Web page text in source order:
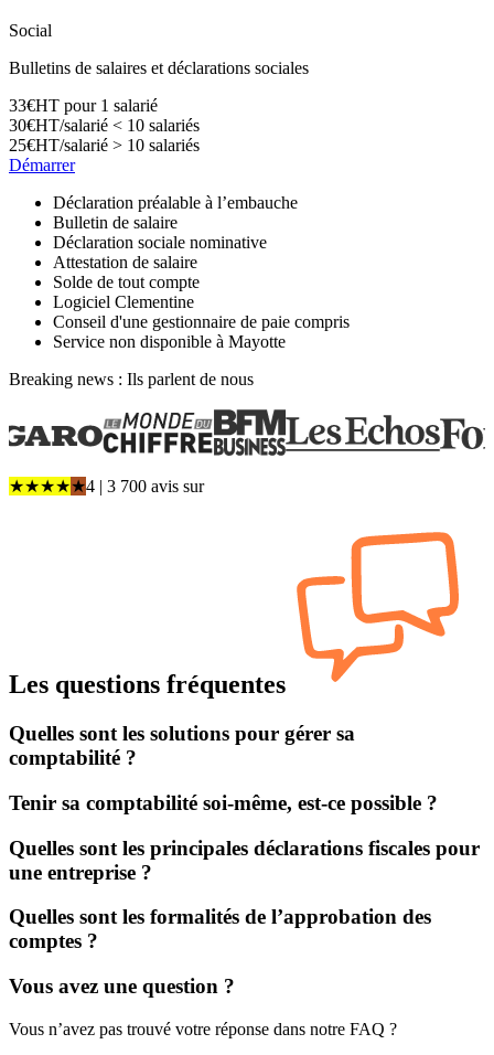
Social
Bulletins de salaires et déclarations sociales
33€HT pour 1 salarié
30€HT/salarié < 10 salariés
25€HT/salarié > 10 salariés
Démarrer
Déclaration préalable à l’embauche
Bulletin de salaire
Déclaration sociale nominative
Attestation de salaire
Solde de tout compte
Logiciel Clementine
Conseil d'une gestionnaire de paie compris
Service non disponible à Mayotte
Breaking news : Ils parlent de nous
★★★★★4 | 3 700 avis sur
Les questions fréquentes
Quelles sont les solutions pour gérer sa
comptabilité ?
Tenir sa comptabilité soi-même, est-ce possible ?
Quelles sont les principales déclarations fiscales pour
une entreprise ?
Quelles sont les formalités de l’approbation des
comptes ?
Vous avez une question ?
Vous n’avez pas trouvé votre réponse dans notre FAQ ?